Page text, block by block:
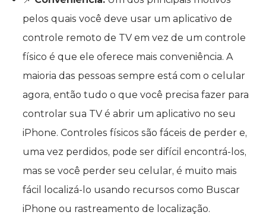
pelos quais você deve usar um aplicativo de
controle remoto de TV em vez de um controle
físico é que ele oferece mais conveniência. A
maioria das pessoas sempre está com o celular
agora, então tudo o que você precisa fazer para
controlar sua TV é abrir um aplicativo no seu
iPhone. Controles físicos são fáceis de perder e,
uma vez perdidos, pode ser difícil encontrá-los,
mas se você perder seu celular, é muito mais
fácil localizá-lo usando recursos como Buscar
iPhone ou rastreamento de localização.